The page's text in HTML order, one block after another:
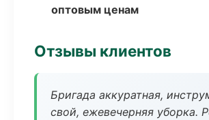
оптовым ценам
Отзывы клиентов
Бригада аккуратная,
свой, ежевечерняя уборка.